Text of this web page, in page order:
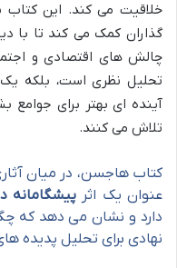
خلاقیت می کند. این کتاب
گذاران کمک می کند تا با
چالش های اقتصادی و
تحلیل نظری است، بلکه
آینده ای بهتر برای
تلاش می کنند.
کتاب هاجسن، در میان
عنوان یک اثر پیشگامانه
دارد و نشان می دهد که
نهادی برای تحلیل پدیده